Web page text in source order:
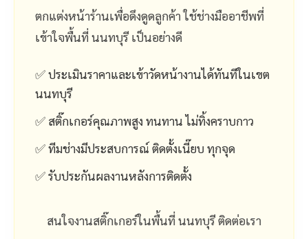
ตกแต่งหน้าร้านเพื่อดึงดูดลูกค้า ใช้ช่างมืออาชีพที่
เข้าใจพื้นที่ นนทบุรี เป็นอย่างดี
✅ ประเมินราคาและเข้าวัดหน้างานได้ทันทีในเขต
นนทบุรี
✅ สติ๊กเกอร์คุณภาพสูง ทนทาน ไม่ทิ้งคราบกาว
✅ ทีมช่างมีประสบการณ์ ติดตั้งเนี๊ยบ ทุกจุด
✅ รับประกันผลงานหลังการติดตั้ง
สนใจงานสติ๊กเกอร์ในพื้นที่ นนทบุรี ติดต่อเรา